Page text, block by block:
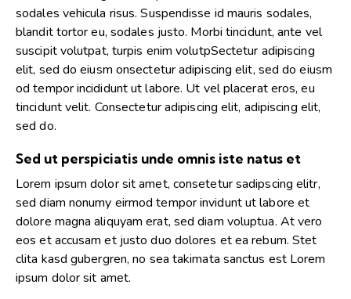
sodales vehicula risus. Suspendisse id mauris sodales,
blandit tortor eu, sodales justo. Morbi tincidunt, ante vel
suscipit volutpat, turpis enim volutpSectetur adipiscing
elit, sed do eiusm onsectetur adipiscing elit, sed do eiusm
od tempor incididunt ut labore. Ut vel placerat eros, eu
tincidunt velit. Consectetur adipiscing elit, adipiscing elit,
sed do.
Sed ut perspiciatis unde omnis iste natus et
Lorem ipsum dolor sit amet, consetetur sadipscing elitr,
sed diam nonumy eirmod tempor invidunt ut labore et
dolore magna aliquyam erat, sed diam voluptua. At vero
eos et accusam et justo duo dolores et ea rebum. Stet
clita kasd gubergren, no sea takimata sanctus est Lorem
ipsum dolor sit amet.